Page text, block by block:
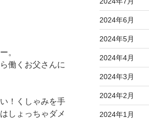
。
働くお父さんに
！くしゃみを手
しょっちゃダメ
2024年6月
2024年5月
2024年4月
2024年3月
2024年2月
2024年1月